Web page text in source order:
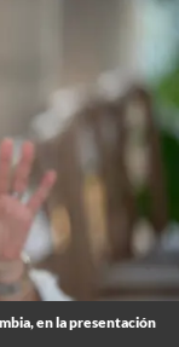
en la presentación